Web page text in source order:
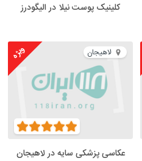
کلینیک پوست نیلا در الیگودرز
لاهیجان ویژه
عکاسی پزشکی سایه در لاهیجان